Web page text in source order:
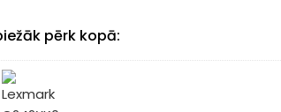
pērk kopā: